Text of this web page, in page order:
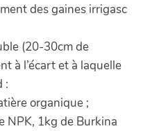
des gaines irrigasc
(20-30cm de
à l’écart et à laquelle
:
organique ;
NPK, 1kg de Burkina